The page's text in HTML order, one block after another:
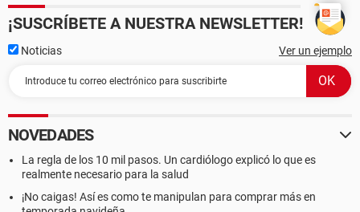
¡SUSCRÍBETE A NUESTRA NEWSLETTER!
Noticias Ver un ejemplo
NOVEDADES
La regla de los 10 mil pasos. Un cardiólogo explicó lo que es
realmente necesario para la salud
¡No caigas! Así es como te manipulan para comprar más en